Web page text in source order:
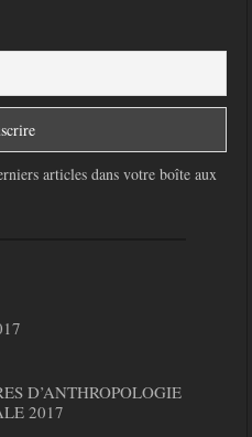
articles dans votre boîte aux
D’ANTHROPOLOGIE
2017